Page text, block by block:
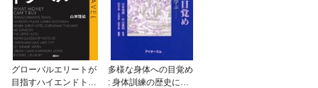
グローバルエリートが
目指すハイエンドトラ
多様な身体への目覚め
: 身体訓練の歴史に学